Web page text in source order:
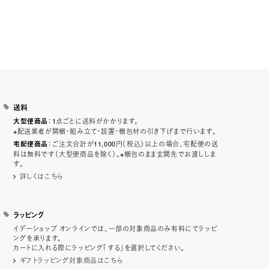
送料
大型便商品 ：1点ごとに送料がかかります。
※配送業者が開梱・組み立て・設置・梱包材の引き下げまで行います。
宅配便商品 ：ご注文合計が11,000円（税込）以上の場合、宅配便の送
料は無料です（大型便商品を除く）。※梱包のまま玄関先でお渡ししま
す。
詳しくはこちら
ラッピング
イデーショップ オンラインでは、一部の対象商品のみ有料にてラッピ
ングを承ります。
カートに入れる際にラッピング「する」を選択してください。
ギフトラッピング対象商品はこちら